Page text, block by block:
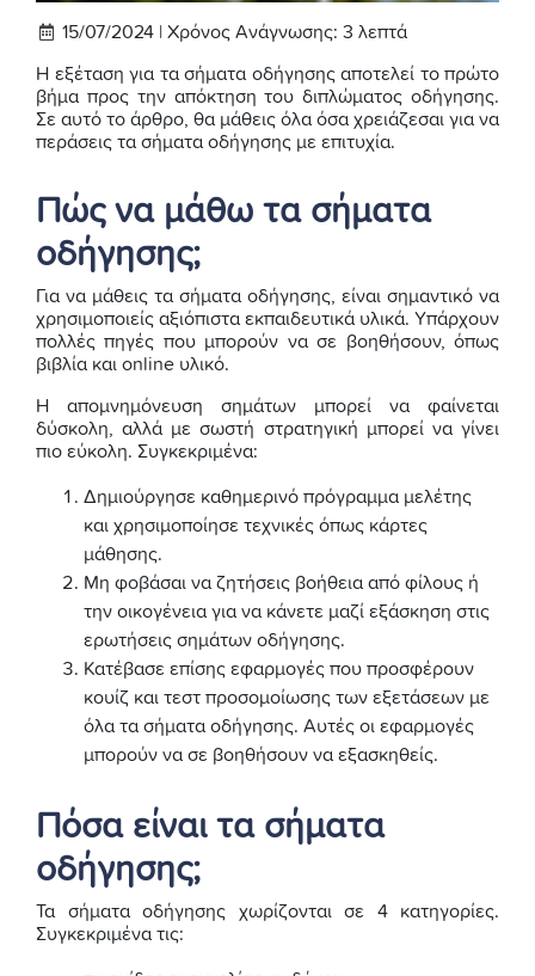
15/07/2024 | Χρόνος Ανάγνωσης: 3 λεπτά
Η εξέταση για τα σήματα οδήγησης αποτελεί το πρώτο
βήμα προς την απόκτηση του διπλώματος οδήγησης.
Σε αυτό το άρθρο, θα μάθεις όλα όσα χρειάζεσαι για να
περάσεις τα σήματα οδήγησης με επιτυχία.
Πώς να μάθω τα σήματα
οδήγησης;
Για να μάθεις τα σήματα οδήγησης, είναι σημαντικό να
χρησιμοποιείς αξιόπιστα εκπαιδευτικά υλικά. Υπάρχουν
πολλές πηγές που μπορούν να σε βοηθήσουν, όπως
βιβλία και online υλικό.
Η απομνημόνευση σημάτων μπορεί να φαίνεται
δύσκολη, αλλά με σωστή στρατηγική μπορεί να γίνει
πιο εύκολη. Συγκεκριμένα:
Δημιούργησε καθημερινό πρόγραμμα μελέτης
και χρησιμοποίησε τεχνικές όπως κάρτες
μάθησης.
Μη φοβάσαι να ζητήσεις βοήθεια από φίλους ή
την οικογένεια για να κάνετε μαζί εξάσκηση στις
ερωτήσεις σημάτων οδήγησης.
Κατέβασε επίσης εφαρμογές που προσφέρουν
κουίζ και τεστ προσομοίωσης των εξετάσεων με
όλα τα σήματα οδήγησης. Αυτές οι εφαρμογές
μπορούν να σε βοηθήσουν να εξασκηθείς.
Πόσα είναι τα σήματα
οδήγησης;
Τα σήματα οδήγησης χωρίζονται σε 4 κατηγορίες.
Συγκεκριμένα τις: